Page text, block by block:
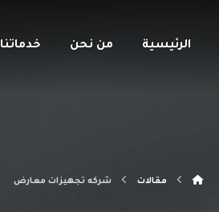
الرئيسية من نحن خدماتنا
مقالات شركه تجهيزات معارض